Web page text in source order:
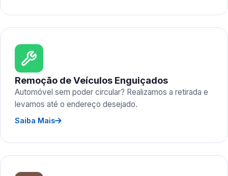
Remoção de Veículos Enguiçados
Automóvel sem poder circular? Realizamos a retirada e
levamos até o endereço desejado.
Saiba Mais